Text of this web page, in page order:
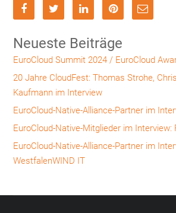
Neueste Beiträge
EuroCloud Summit 2024 / EuroCloud
20 Jahre CloudFest: Thomas Strohe,
Kaufmann im Interview
EuroCloud-Native-Alliance-Partner im
EuroCloud-Native-Mitglieder im Interview:
EuroCloud-Native-Alliance-Partner im
WestfalenWIND IT